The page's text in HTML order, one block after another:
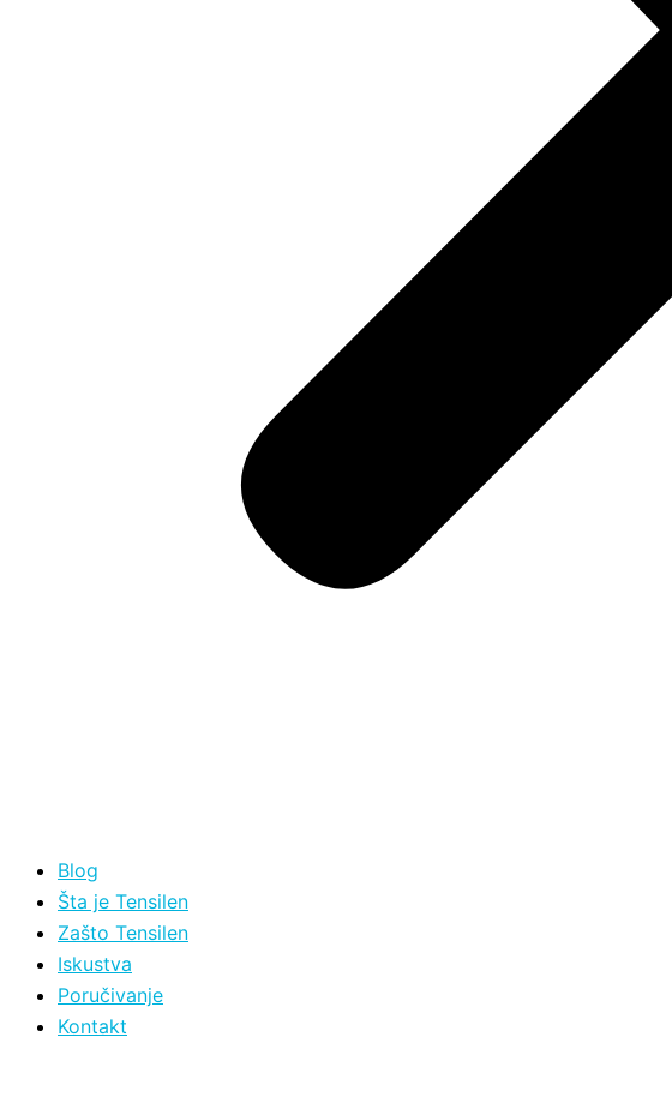
Blog
Šta je Tensilen
Zašto Tensilen
Iskustva
Poručivanje
Kontakt